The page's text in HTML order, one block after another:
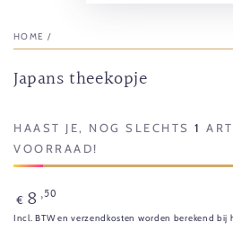
HOME /
Japans theekopje
HAAST JE, NOG SLECHTS 1
VOORRAAD!
Normale
prijs
€ 8 ,50
Incl. BTW en verzendkosten worden berekend bij